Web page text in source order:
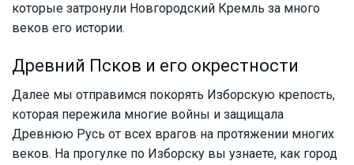
которые затронули Новгородский Кремль за много
веков его истории.
Древний Псков и его окрестности
Далее мы отправимся покорять Изборскую крепость,
которая пережила многие войны и защищала
Древнюю Русь от всех врагов на протяжении многих
веков. На прогулке по Изборску вы узнаете, как город